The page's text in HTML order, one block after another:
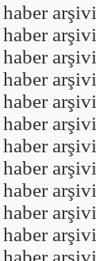
arşivi
arşivi
arşivi
arşivi
arşivi
arşivi
arşivi
arşivi
arşivi
arşivi
arşivi
arşivi